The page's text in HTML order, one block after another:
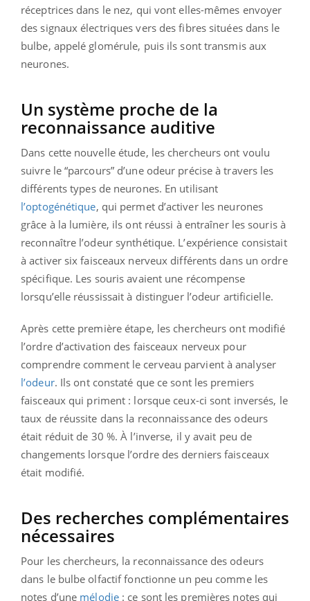
réceptrices dans le nez, qui vont elles-mêmes envoyer
des signaux électriques vers des fibres situées dans le
bulbe, appelé glomérule, puis ils sont transmis aux
neurones.
Un système proche de la
reconnaissance auditive
Dans cette nouvelle étude, les chercheurs ont voulu
suivre le “parcours” d’une odeur précise à travers les
différents types de neurones. En utilisant
l’optogénétique, qui permet d’activer les neurones
grâce à la lumière, ils ont réussi à entraîner les souris à
reconnaître l’odeur synthétique. L’expérience consistait
à activer six faisceaux nerveux différents dans un ordre
spécifique. Les souris avaient une récompense
lorsqu’elle réussissait à distinguer l’odeur artificielle.
Après cette première étape, les chercheurs ont modifié
l’ordre d’activation des faisceaux nerveux pour
comprendre comment le cerveau parvient à analyser
l’odeur. Ils ont constaté que ce sont les premiers
faisceaux qui priment : lorsque ceux-ci sont inversés, le
taux de réussite dans la reconnaissance des odeurs
était réduit de 30 %. À l’inverse, il y avait peu de
changements lorsque l’ordre des derniers faisceaux
était modifié.
Des recherches complémentaires
nécessaires
Pour les chercheurs, la reconnaissance des odeurs
dans le bulbe olfactif fonctionne un peu comme les
notes d’une mélodie: ce sont les premières notes qui